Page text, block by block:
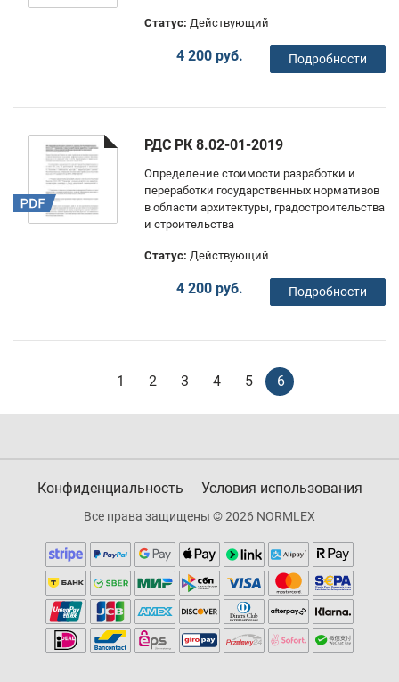
Статус: Действующий
4 200 руб. Подробности
РДС РК 8.02-01-2019
Определение стоимости разработки и
переработки государственных нормативов
в области архитектуры, градостроительства
и строительства
Статус: Действующий
4 200 руб. Подробности
1 2 3 4 5 6
Конфиденциальность Условия использования
Все права защищены © 2026 NORMLEX